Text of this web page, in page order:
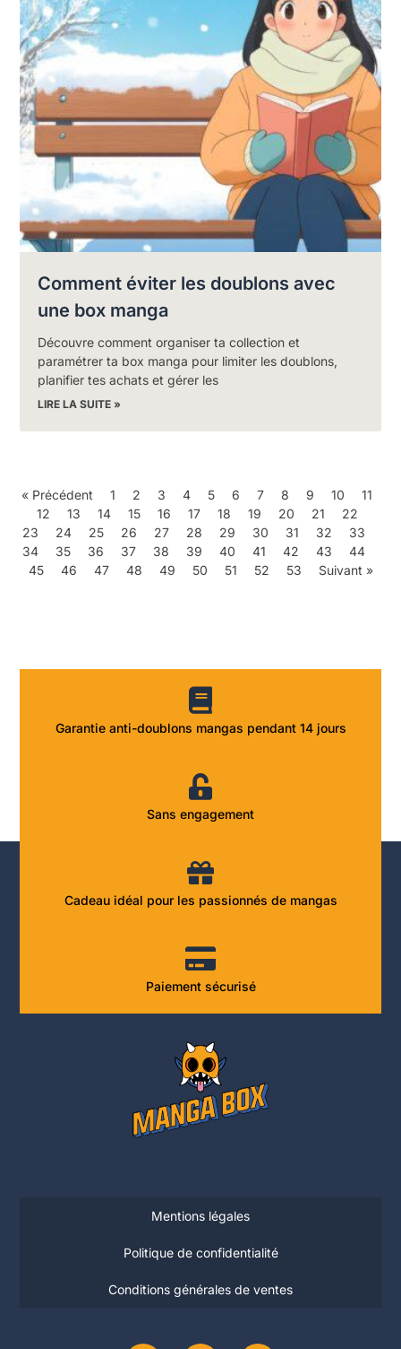
Comment éviter les doublons avec
une box manga
Découvre comment organiser ta collection et
paramétrer ta box manga pour limiter les doublons,
planifier tes achats et gérer les
LIRE LA SUITE »
« Précédent 1 2 3 4 5 6 7 8 9 10
11
12
13 14 15 16 17 18 19 20 21
22
23
24 25 26 27 28 29 30 31 32
33
34
35 36 37 38 39 40 41 42 43
44
45
46 47 48 49 50 51 52 53 Suivant »
Garantie anti-doublons mangas pendant 14 jours
Sans engagement
Cadeau idéal pour les passionnés de mangas
Paiement sécurisé
Mentions légales
Politique de confidentialité
Conditions générales de ventes